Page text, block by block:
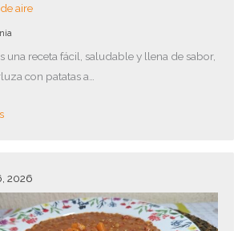
aire
una receta fácil, saludable y llena de sabor,
con patatas a…
2026